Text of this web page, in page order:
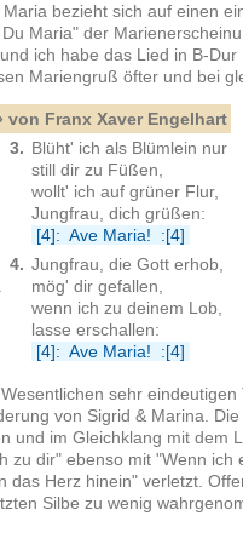
bezieht sich auf einen
Maria" der
ich habe das Lied in B-Dur
Mariengruß öfter und bei
Franx Xaver Engelhart
3. Blüht' ich als Blümlein nur
still dir zu Füßen,
wollt' ich auf grüner Flur,
Jungfrau, dich grüßen:
[4]: Ave Maria! :[4]
4. Jungfrau, die Gott erhob,
mög' dir gefallen,
wenn ich zu deinem Lob,
lasse erschallen:
[4]: Ave Maria! :[4]
sehr
von Sigrid & Marina.
und im Gleichklang mit dem
zu dir" ebenso mit "Wenn ich
das Herz hinein" verletzt.
Silbe zu wenig